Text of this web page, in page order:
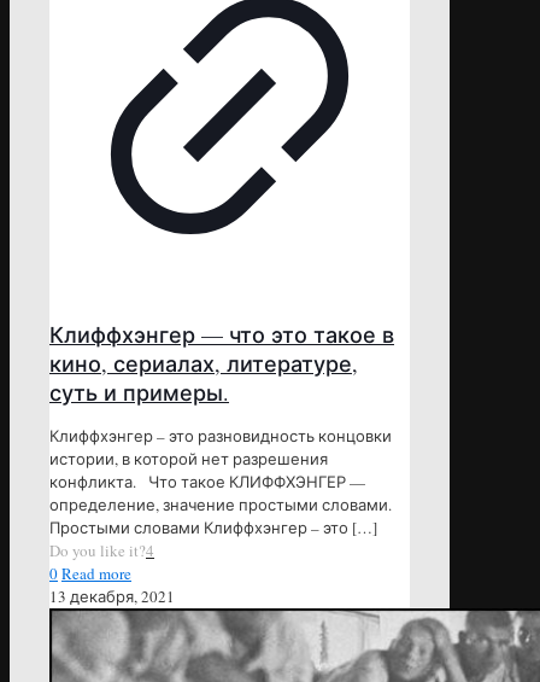
Клиффхэнгер — что это такое в
кино, сериалах, литературе,
суть и примеры.
Клиффхэнгер – это разновидность концовки
истории, в которой нет разрешения
конфликта. Что такое КЛИФФХЭНГЕР —
определение, значение простыми словами.
Простыми словами Клиффхэнгер – это […]
Do you like it?4
0Read more
13 декабря, 2021